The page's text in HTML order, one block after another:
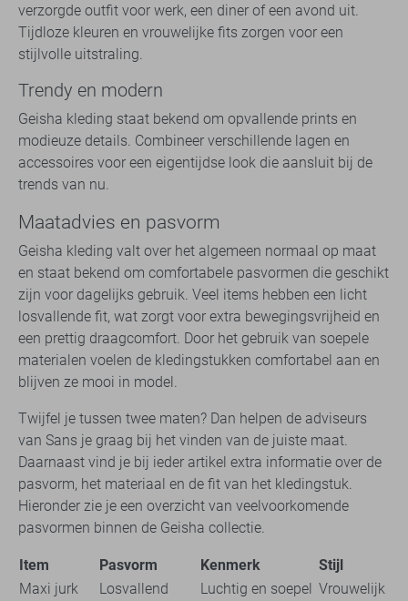
verzorgde outfit voor werk, een diner of een avond uit.
Tijdloze kleuren en vrouwelijke fits zorgen voor een
stijlvolle uitstraling.
Trendy en modern
Geisha kleding staat bekend om opvallende prints en
modieuze details. Combineer verschillende lagen en
accessoires voor een eigentijdse look die aansluit bij de
trends van nu.
Maatadvies en pasvorm
Geisha kleding valt over het algemeen normaal op maat
en staat bekend om comfortabele pasvormen die geschikt
zijn voor dagelijks gebruik. Veel items hebben een licht
losvallende fit, wat zorgt voor extra bewegingsvrijheid en
een prettig draagcomfort. Door het gebruik van soepele
materialen voelen de kledingstukken comfortabel aan en
blijven ze mooi in model.
Twijfel je tussen twee maten? Dan helpen de adviseurs
van Sans je graag bij het vinden van de juiste maat.
Daarnaast vind je bij ieder artikel extra informatie over de
pasvorm, het materiaal en de fit van het kledingstuk.
Hieronder zie je een overzicht van veelvoorkomende
pasvormen binnen de Geisha collectie.
Item Pasvorm Kenmerk
Stijl
Maxi jurk
Losvallend Luchtig en soepel Vrouwelijk